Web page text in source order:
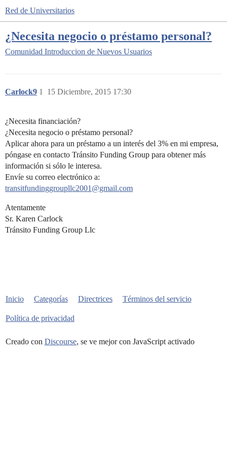
Red de Universitarios
¿Necesita negocio o préstamo personal?
Comunidad Introduccion de Nuevos Usuarios
Carlock9 15 Diciembre, 2015 17:30
1
¿Necesita financiación?
¿Necesita negocio o préstamo personal?
Aplicar ahora para un préstamo a un interés del 3% en mi empresa,
póngase en contacto Tránsito Funding Group para obtener más
información si sólo le interesa.
Envíe su correo electrónico a:
transitfundinggroupllc2001@gmail.com
Atentamente
Sr. Karen Carlock
Tránsito Funding Group Llc
Inicio Categorías Directrices Términos del servicio
Política de privacidad
Creado con Discourse, se ve mejor con JavaScript activado